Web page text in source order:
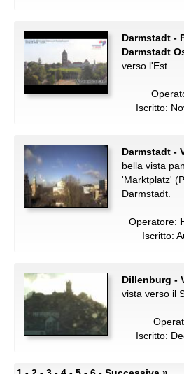
Darmstadt -
Darmstadt
verso l'Est.
Iscritto:
Darmstadt -
bella vista
'Marktplatz'
Darmstadt.
Operatore:
Iscritto:
Dillenburg -
vista verso il
Iscritto: